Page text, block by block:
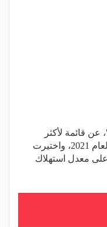
قائمة لأكثر
السيارات استهلاكا للوقود في العالم لعام 2021، واختيرت
على معدل استهلاك